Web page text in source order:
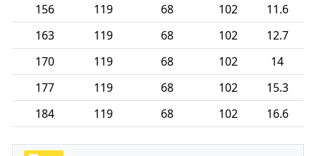
156 119 68 102
11.6
163
119 68 102
12.7
170
119 68 102
14
177
119 68 102
15.3
184
119 68 102 16.6